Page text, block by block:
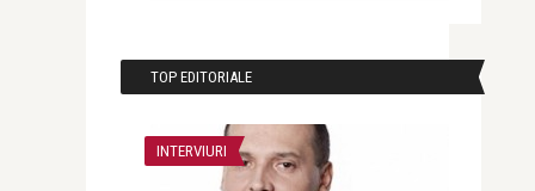
TOP EDITORIALE
INTERVIURI